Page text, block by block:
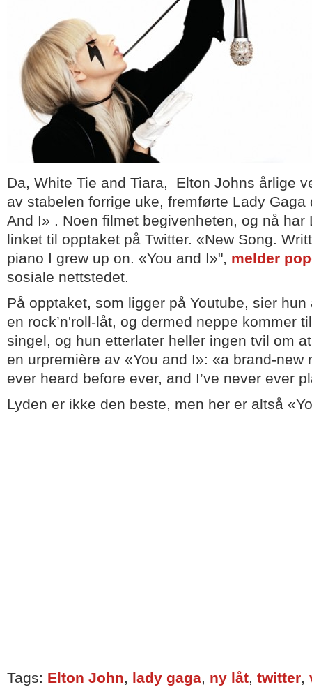
Da, White Tie and Tiara, Elton Johns årlige
av stabelen forrige uke, fremførte Lady Gaga
And I» . Noen filmet begivenheten, og nå har
linket til opptaket på Twitter. «New Song.
piano I grew up on. «You and I»", melder
sosiale nettstedet.
På opptaket, som ligger på Youtube, sier
en rock’n'roll-låt, og dermed neppe kommer
singel, og hun etterlater heller ingen tvil om
en urpremière av «You and I»: «a brand-new
ever heard before ever, and I’ve never ever
Lyden er ikke den beste, men her er altså
Tags: Elton John, lady gaga, ny låt, twitter,